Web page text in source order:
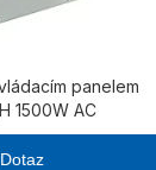
panelem
1500W AC
Dotaz